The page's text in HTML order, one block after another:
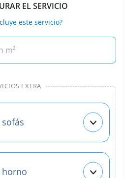
EL SERVICIO
este servicio?
EXTRA
horno